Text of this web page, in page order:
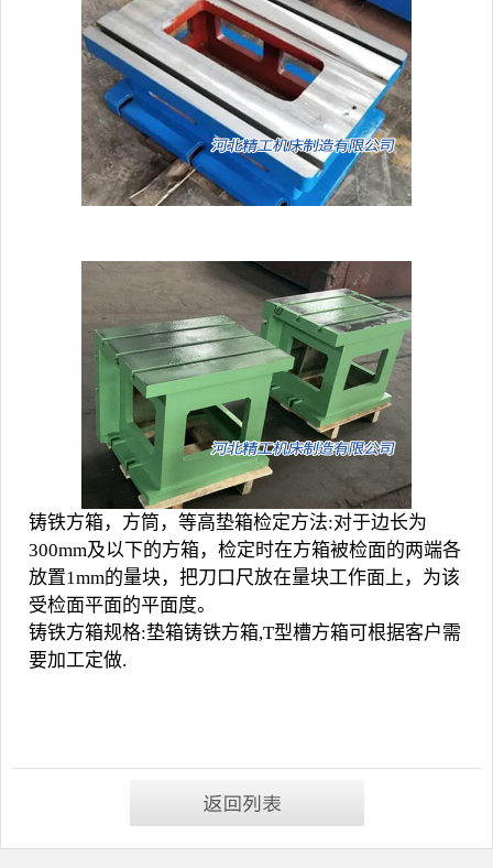
铸铁方箱，方筒，等高垫箱检定方法:对于边长为
300mm及以下的方箱，检定时在方箱被检面的两端各
放置1mm的量块，把刀口尺放在量块工作面上，为该
受检面平面的平面度。
铸铁方箱规格:垫箱铸铁方箱,T型槽方箱可根据客户需
要加工定做.